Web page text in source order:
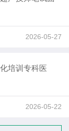
2026-05-27
培训专科医
2026-05-22